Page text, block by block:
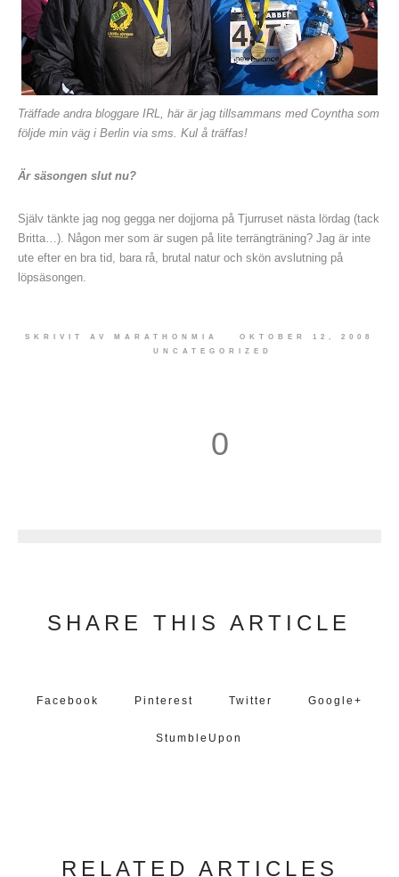
Träffade andra bloggare IRL, här är jag tillsammans med Coyntha som
följde min väg i Berlin via sms. Kul å träffas!
Är säsongen slut nu?
Själv tänkte jag nog gegga ner dojjorna på Tjurruset nästa lördag (tack
Britta…). Någon mer som är sugen på lite terrängträning? Jag är inte
ute efter en bra tid, bara rå, brutal natur och skön avslutning på
löpsäsongen.
SKRIVIT AV MARATHONMIA
OKTOBER 12, 2008
UNCATEGORIZED
0
SHARE THIS ARTICLE
Facebook Pinterest Twitter Google+
StumbleUpon
RELATED ARTICLES